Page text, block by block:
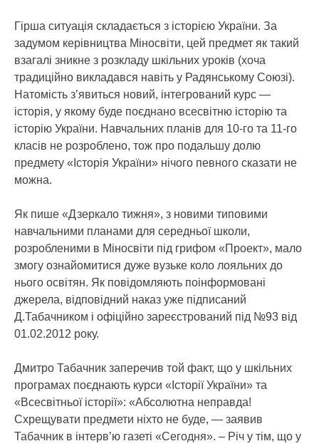
Гірша ситуація складається з історією України. За
задумом керівництва Міносвіти, цей предмет як такий
взагалі зникне з розкладу шкільних уроків (хоча
традиційно викладався навіть у Радянському Союзі).
Натомість з’явиться новий, інтегрований курс —
історія, у якому буде поєднано всесвітню історію та
історію України. Навчальних планів для 10-го та 11-го
класів не розроблено, тож про подальшу долю
предмету «Історія України» нічого певного сказати не
можна.
Як пише «Дзеркало тижня», з новими типовими
навчальними планами для середньої школи,
розробленими в Міносвіти під грифом «Проект», мало
змогу ознайомитися дуже вузьке коло лояльних до
нього освітян. Як повідомляють поінформовані
джерела, відповідний наказ уже підписаний
Д.Табачником і офіційно зареєстрований під №93 від
01.02.2012 року.
Дмитро Табачник заперечив той факт, що у шкільних
програмах поєднають курси «Історії України» та
«Всесвітньої історії»: «Абсолютна неправда!
Схрещувати предмети ніхто не буде, — заявив
Табачник в інтерв’ю газеті «Сегодня». – Річ у тім, що у